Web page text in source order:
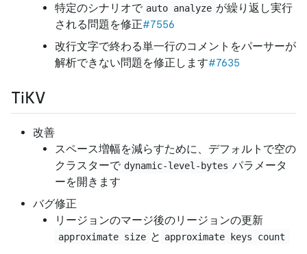
特定のシナリオで auto analyze が繰り返し実行
される問題を修正#7556
改行文字で終わる単一行のコメントをパーサーが
解析できない問題を修正します#7635
TiKV
改善
スペース増幅を減らすために、デフォルトで空の
クラスターで dynamic-level-bytes パラメータ
ーを開きます
バグ修正
リージョンのマージ後のリージョンの更新
approximate size と approximate keys count